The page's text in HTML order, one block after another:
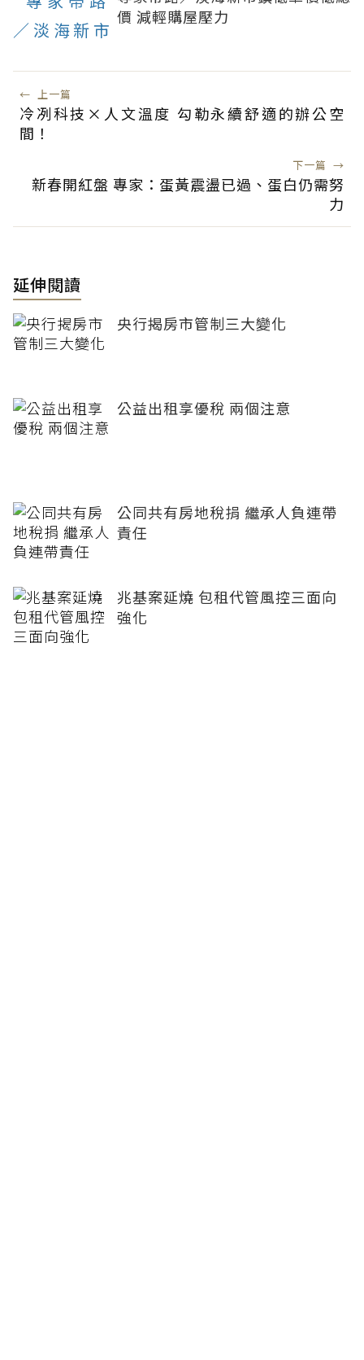
價 減輕購屋壓力
← 上一篇
冷冽科技×人文溫度 勾勒永續舒適的辦公空
間！
下一篇 →
新春開紅盤 專家：蛋黃震盪已過、蛋白仍需努
力
延伸閱讀
央行揭房市管制三大變化
公益出租享優稅 兩個注意
公同共有房地稅捐 繼承人負連帶
責任
兆基案延燒 包租代管風控三面向
強化